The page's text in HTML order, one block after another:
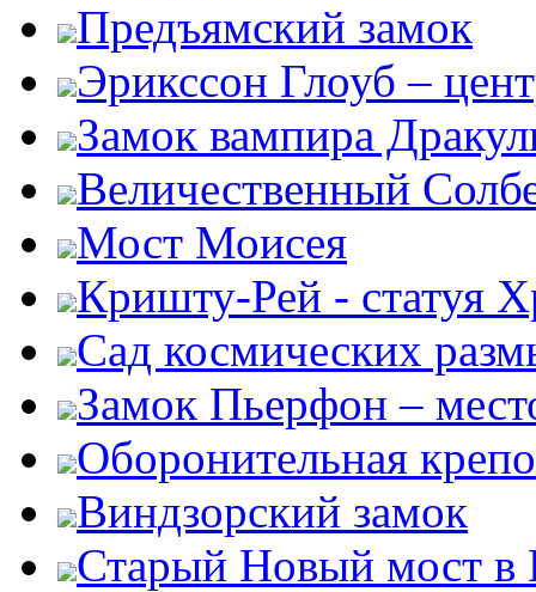
Предъямский замок
Эрикссон Глоуб –
Замок вампира
Величественный
Мост Моисея
Кришту-Рей - статуя
Сад космических
Замок Пьерфон –
Оборонительная
Виндзорский замок
Старый Новый мост в